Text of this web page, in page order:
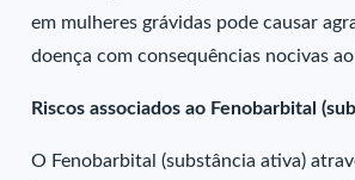
em mulheres grávidas pode causar
doença com consequências nocivas
Riscos associados ao Fenobarbital
O Fenobarbital (substância ativa)